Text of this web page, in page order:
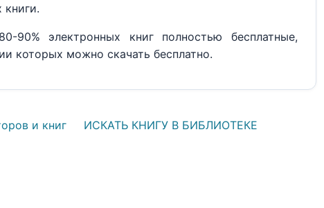
книги.
90% электронных книг полностью бесплатные,
которых можно скачать бесплатно.
и книг ИСКАТЬ КНИГУ В БИБЛИОТЕКЕ